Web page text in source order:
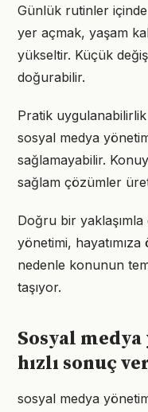
Günlük rutinler
yer açmak, yaşam
yükseltir. Küçük
doğurabilir.
Pratik
sosyal medya
sağlamayabilir.
sağlam çözümler
Doğru bir yaklaşımla
yönetimi,
nedenle konunun
taşıyor.
Sosyal
hızlı sonuç
sosyal medya